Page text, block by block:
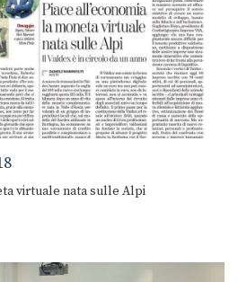
virtuale nata sulle Alpi